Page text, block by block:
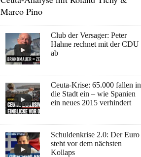
Marco Pino
Club der Versager: Peter
Hahne rechnet mit der CDU
ab
Ceuta-Krise: 65.000 fallen in
die Stadt ein – wie Spanien
ein neues 2015 verhindert
Schuldenkrise 2.0: Der Euro
steht vor dem nächsten
Kollaps